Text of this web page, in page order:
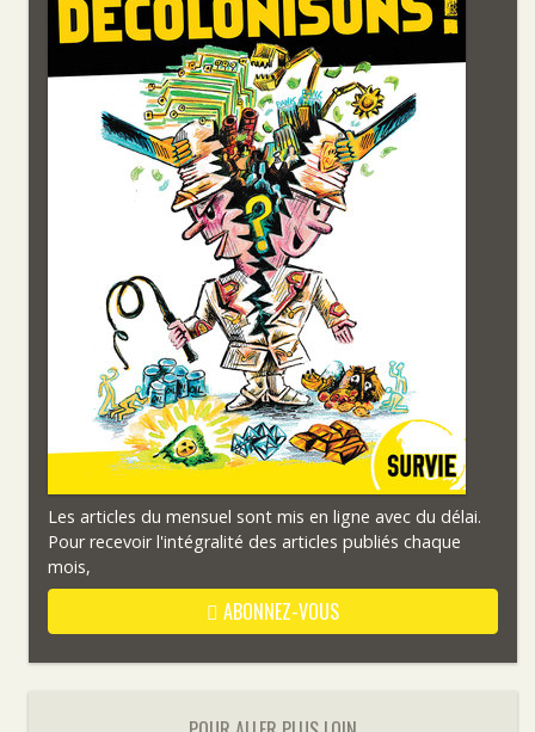
Les articles du mensuel sont mis en ligne avec du délai.
Pour recevoir l'intégralité des articles publiés chaque
mois,
ABONNEZ-VOUS